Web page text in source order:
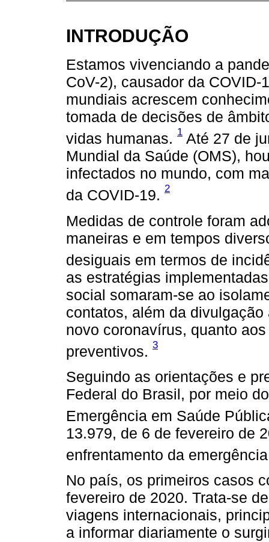
INTRODUÇÃO
Estamos vivenciando a
CoV-2), causador da
mundiais acrescem
tomada de decisões de
vidas humanas. 1 Até 27 de
Mundial da Saúde (OMS),
infectados no mundo, com
da COVID-19. 2
Medidas de controle foram
maneiras e em tempos
desiguais em termos de
as estratégias
social somaram-se ao
contatos, além da
novo coronavírus, quanto
preventivos. 3
Seguindo as orientações e
Federal do Brasil, por meio
Emergência em Saúde
13.979, de 6 de fevereiro de
enfrentamento da
No país, os primeiros casos
fevereiro de 2020. Trata-se
viagens internacionais,
a informar diariamente o